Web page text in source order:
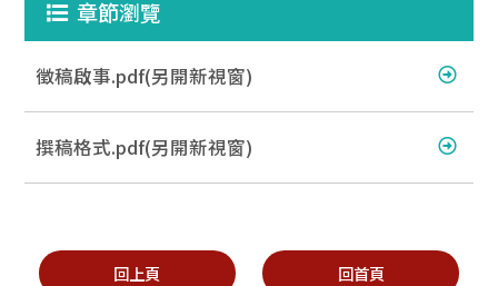
章節瀏覽
徵稿啟事.pdf(另開新視窗)
撰稿格式.pdf(另開新視窗)
回上頁 回首頁